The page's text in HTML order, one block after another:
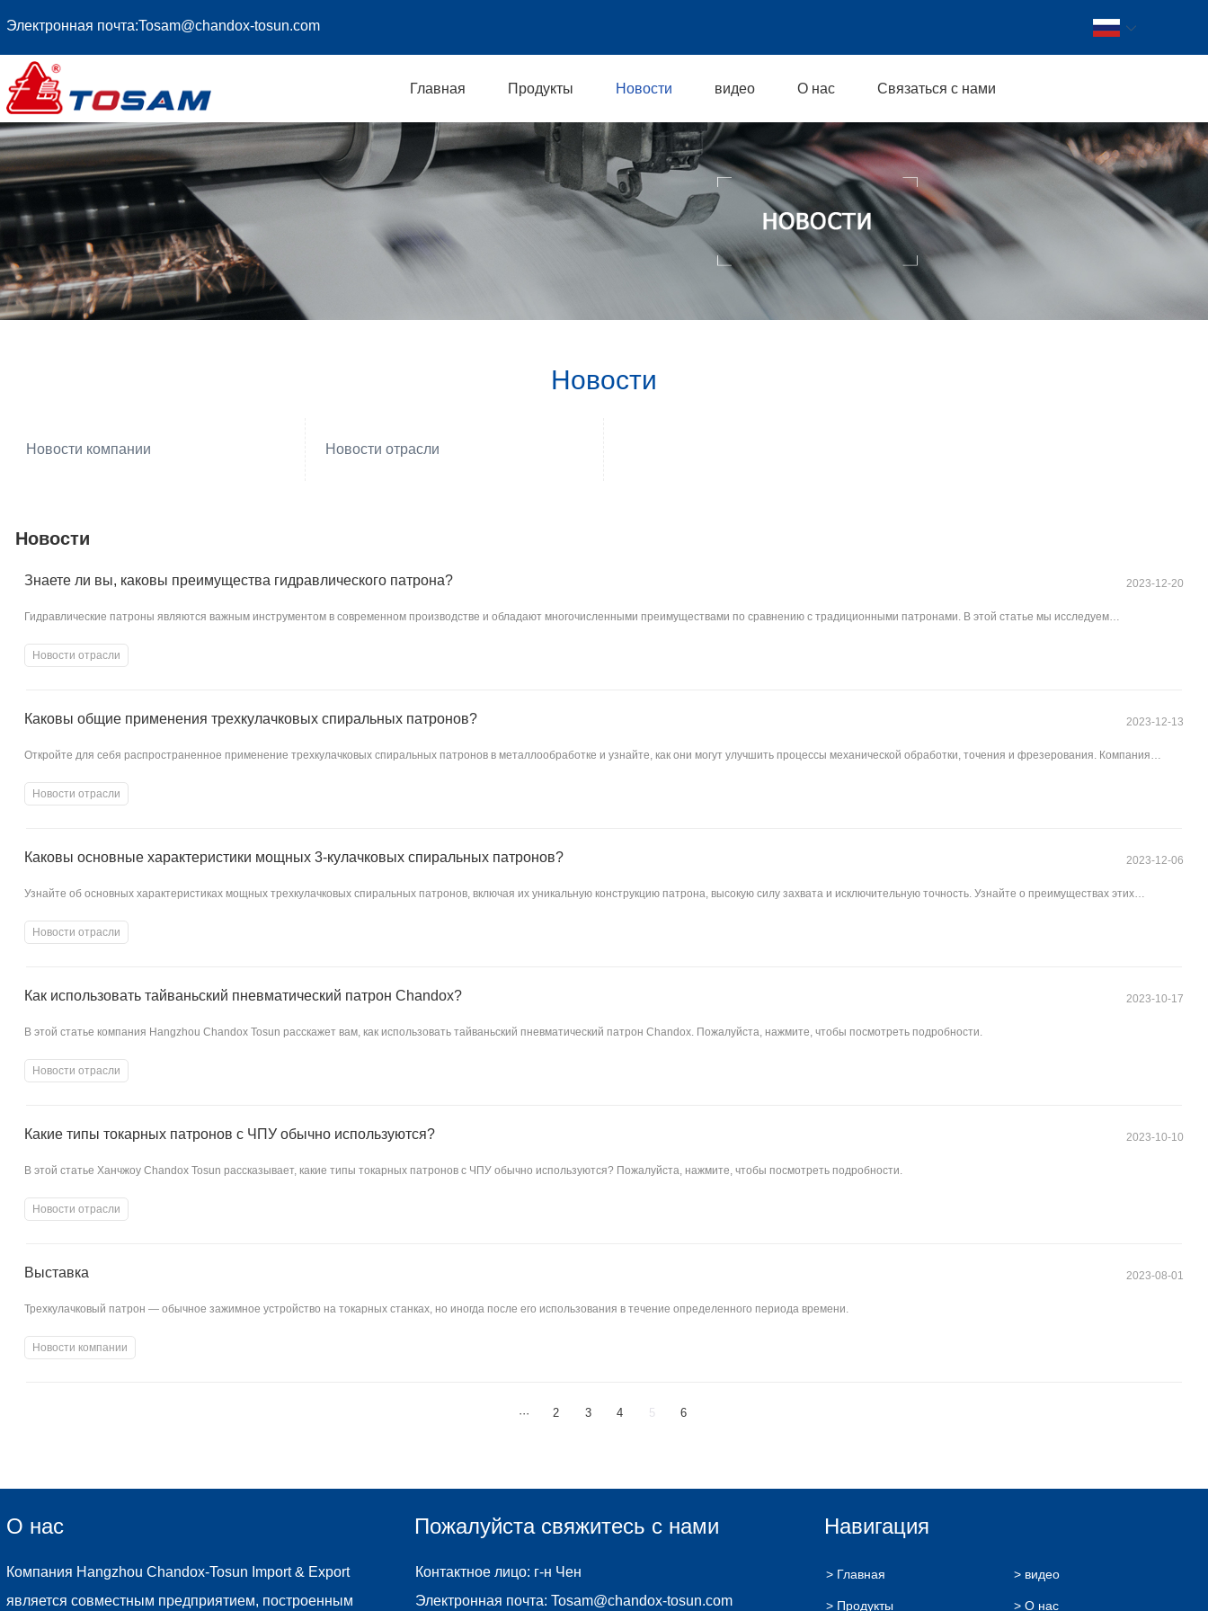
Электронная почта:Tosam@chandox-tosun.com
Главная Продукты Новости видео О нас Связаться с нами
Новости
Новости компании Новости отрасли
Новости
Знаете ли вы, каковы преимущества гидравлического патрона? 2023-12-20
Гидравлические патроны являются важным инструментом в современном производстве и обладают многочисленными преимуществами по сравнению с традиционными патронами. В этой статье мы исследуем
Новости отрасли
Каковы общие применения трехкулачковых спиральных патронов? 2023-12-13
Откройте для себя распространенное применение трехкулачковых спиральных патронов в металлообработке и узнайте, как они могут улучшить процессы механической обработки, точения и фрезерования. Компания
Новости отрасли
Каковы основные характеристики мощных 3-кулачковых спиральных патронов? 2023-12-06
Узнайте об основных характеристиках мощных трехкулачковых спиральных патронов, включая их уникальную конструкцию патрона, высокую силу захвата и исключительную точность. Узнайте о преимуществах этих
Новости отрасли
Как использовать тайваньский пневматический патрон Chandox? 2023-10-17
В этой статье компания Hangzhou Chandox Tosun расскажет вам, как использовать тайваньский пневматический патрон Chandox. Пожалуйста, нажмите, чтобы посмотреть подробности.
Новости отрасли
Какие типы токарных патронов с ЧПУ обычно используются? 2023-10-10
В этой статье Ханчжоу Chandox Tosun рассказывает, какие типы токарных патронов с ЧПУ обычно используются? Пожалуйста, нажмите, чтобы посмотреть подробности.
Новости отрасли
Выставка 2023-08-01
Трехкулачковый патрон — обычное зажимное устройство на токарных станках, но иногда после его использования в течение определенного периода времени.
Новости компании
··· 2 3 4 5 6
О нас
Компания Hangzhou Chandox-Tosun Import & Export
является совместным предприятием, построенным
Пожалуйста свяжитесь с нами
Контактное лицо: г-н Чен
Электронная почта: Tosam@chandox-tosun.com
Навигация
> Главная
> Продукты
> видео
> О нас